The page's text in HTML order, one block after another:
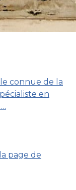
connue de la
en
page de